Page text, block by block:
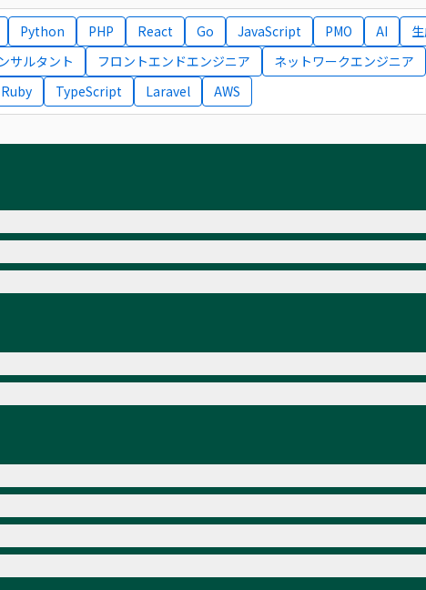
Python PHP React Go JavaScript PMO AI
サルタント
フロントエンドエンジニア ネットワークエンジニア
Ruby
TypeScript Laravel AWS